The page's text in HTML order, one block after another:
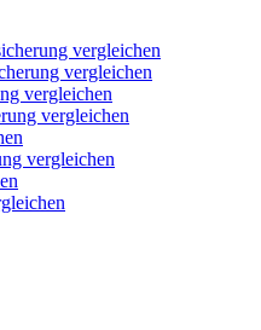
vergleichen
vergleichen
vergleichen
vergleichen
vergleichen